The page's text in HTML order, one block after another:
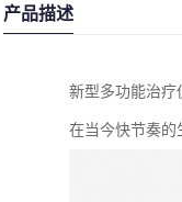
产品描述
新型多功能治疗
在当今快节奏的